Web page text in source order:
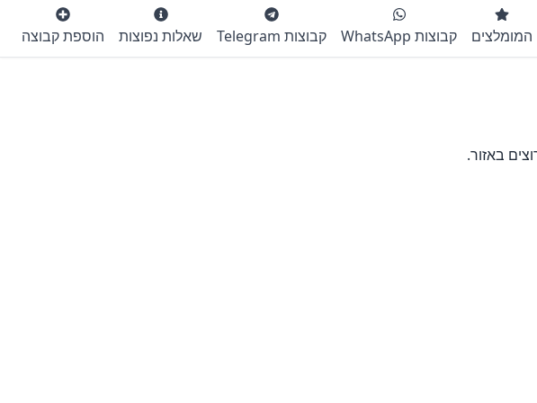
המומלצים קבוצות WhatsApp קבוצות Telegram שאלות נפוצות הוספת קבוצה
באזור.